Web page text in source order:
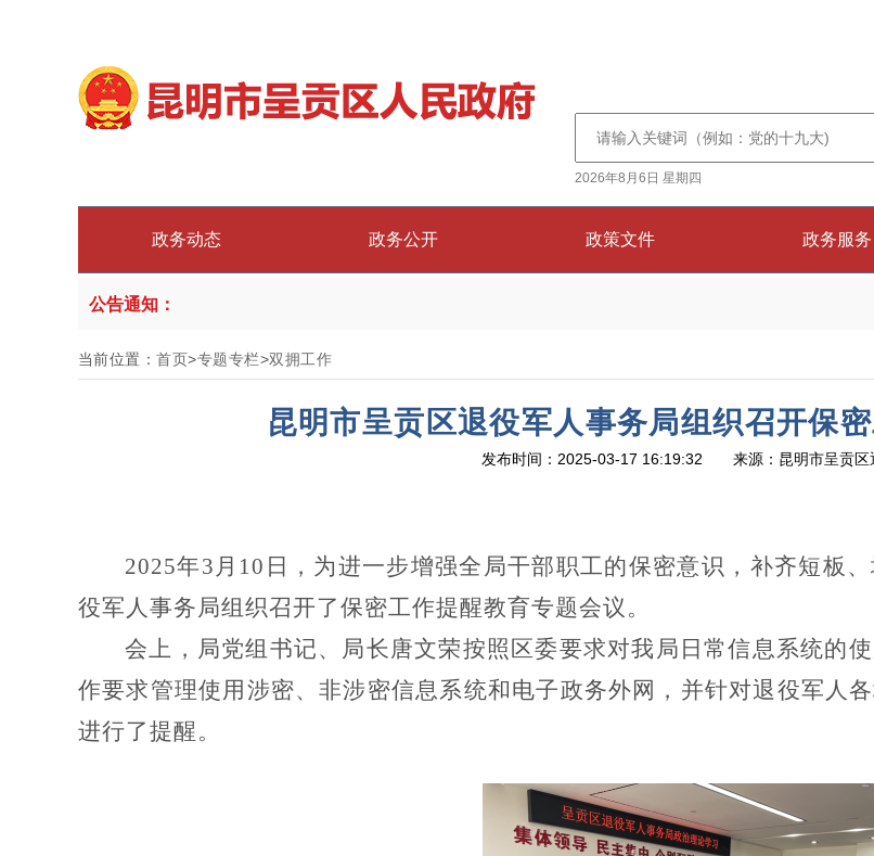
2026年8月6日 星期四
政务动态 政务公开 政策文件 政务服务
公告通知：
当前位置：首页>专题专栏>双拥工作
昆明市呈贡区退役军人事务局组织召开保
发布时间：2025-03-17 16:19:32 来源：昆明市呈贡区
2025年3 月 10 日，为进一步增强全局干部职工的保密意识，补齐短板
役军人事务局组织召开了保密工作提醒教育专题会议。
会上，局党组书记、局长唐文荣按照区委要求对我局日常信息系统的
作要求管理使用涉密、非涉密信息系统和电子政务外网，并针对退役军人
进行了提醒。